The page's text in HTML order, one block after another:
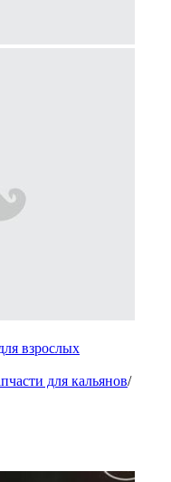
взрослых
для кальянов/